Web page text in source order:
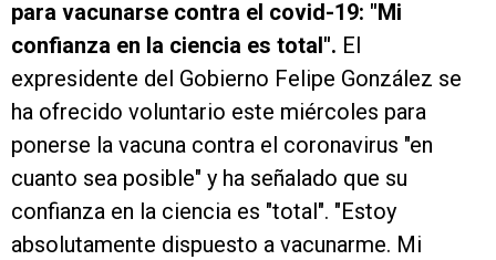
para vacunarse contra el covid-19: "Mi
confianza en la ciencia es total". El
expresidente del Gobierno Felipe González se
ha ofrecido voluntario este miércoles para
ponerse la vacuna contra el coronavirus "en
cuanto sea posible" y ha señalado que su
confianza en la ciencia es "total". "Estoy
absolutamente dispuesto a vacunarme. Mi